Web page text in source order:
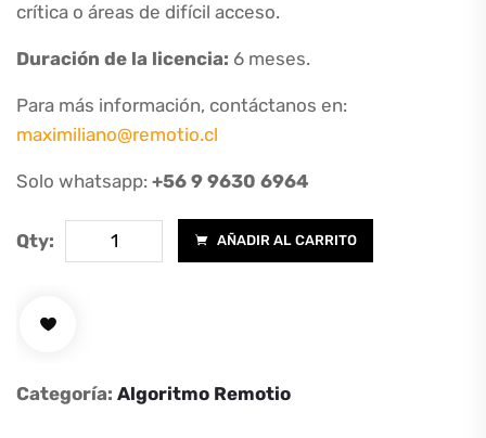
crítica o áreas de difícil acceso.
Duración de la licencia: 6 meses.
Para más información, contáctanos en:
maximiliano@remotio.cl
Solo whatsapp: +56 9 9630 6964
Qty: Algoritmo
de
de
humo
AÑADIR AL CARRITO
Categoría: Algoritmo Remotio